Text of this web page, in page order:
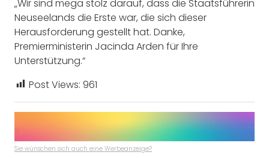
„Wir sind mega stolz darauf, dass die Staatsführerin
Neuseelands die Erste war, die sich dieser
Herausforderung gestellt hat. Danke,
Premierministerin Jacinda Arden für Ihre
Unterstützung.“
Post Views: 961
Sie wünschen sich auch eine Werbeanzeige?